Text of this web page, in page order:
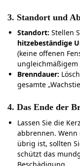
3. Standort und
Standort: Stellen
hitzebeständige
(keine offenen
ungleichmäßigem
Brenndauer:
gesamte
4. Das Ende der
Lassen Sie die
abbrennen. Wenn
übrig ist, sollten
schützt das